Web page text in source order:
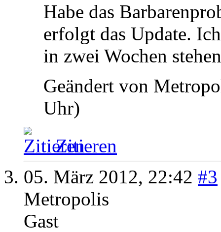
Habe das
erfolgt das Update.
in zwei Wochen
Geändert von
Uhr)
Zitieren
05. März 2012, 22:42 #3
Metropolis
Gast